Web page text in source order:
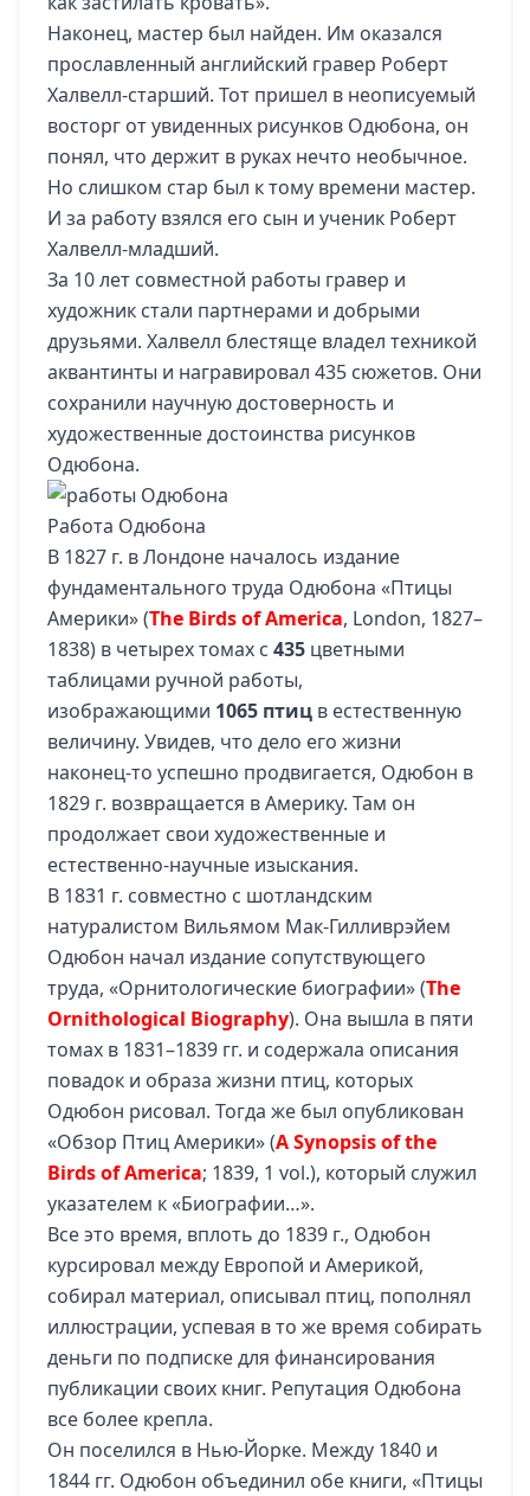
Наконец, мастер был найден. Им оказался
прославленный английский гравер Роберт
Халвелл-старший. Тот пришел в неописуемый
восторг от увиденных рисунков Одюбона, он
понял, что держит в руках нечто необычное.
Но слишком стар был к тому времени мастер.
И за работу взялся его сын и ученик Роберт
Халвелл-младший.
За 10 лет совместной работы гравер и
художник стали партнерами и добрыми
друзьями. Халвелл блестяще владел техникой
аквантинты и награвировал 435 сюжетов. Они
сохранили научную достоверность и
художественные достоинства рисунков
Одюбона.
Работа Одюбона
В 1827 г. в Лондоне началось издание
фундаментального труда Одюбона «Птицы
Америки» (The Birds of America, London, 1827–
1838) в четырех томах с 435 цветными
таблицами ручной работы,
изображающими 1065 птиц в естественную
величину. Увидев, что дело его жизни
наконец-то успешно продвигается, Одюбон в
1829 г. возвращается в Америку. Там он
продолжает свои художественные и
естественно-научные изыскания.
В 1831 г. совместно с шотландским
натуралистом Вильямом Мак-Гилливрэйем
Одюбон начал издание сопутствующего
труда, «Орнитологические биографии» (The
Ornithological Biography). Она вышла в пяти
томах в 1831–1839 гг. и содержала описания
повадок и образа жизни птиц, которых
Одюбон рисовал. Тогда же был опубликован
«Обзор Птиц Америки» (A Synopsis of the
Birds of America; 1839, 1 vol.), который служил
указателем к «Биографии…».
Все это время, вплоть до 1839 г., Одюбон
курсировал между Европой и Америкой,
собирал материал, описывал птиц, пополнял
иллюстрации, успевая в то же время собирать
деньги по подписке для финансирования
публикации своих книг. Репутация Одюбона
все более крепла.
Он поселился в Нью-Йорке. Между 1840 и
1844 гг. Одюбон объединил обе книги, «Птицы